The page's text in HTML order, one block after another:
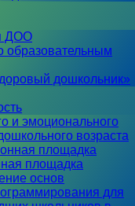
ДОО
образовательным
дошкольник»
и эмоционального
возраста
площадка
площадка
основ
для